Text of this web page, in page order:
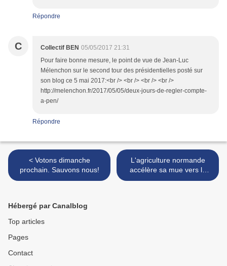
Répondre
C Collectif BEN 05/05/2017 21:31
Pour faire bonne mesure, le point de vue de Jean-Luc
Mélenchon sur le second tour des présidentielles posté sur
son blog ce 5 mai 2017:<br /> <br /> <br /> <br />
http://melenchon.fr/2017/05/05/deux-jours-de-regler-compte-
a-pen/
Répondre
< Votons dimanche
prochain. Sauvons nous!
L'agriculture normande
accélère sa mue vers la
bio... >
Hébergé par Canalblog
Top articles
Pages
Contact